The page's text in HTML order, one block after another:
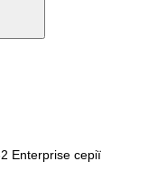
Enterprise серії